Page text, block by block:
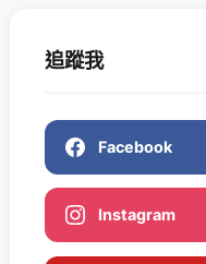
追蹤我
Facebook
Instagram